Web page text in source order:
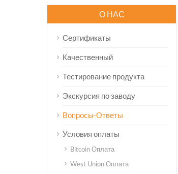
О НАС
Сертификаты
Качественный
Тестирование продукта
Экскурсия по заводу
Вопросы-Ответы
Условия оплаты
Bitcoin Оплата
West Union Оплата